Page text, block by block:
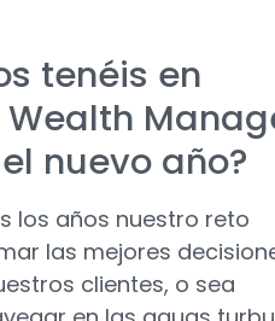
tenéis en
Wealth
nuevo año?
los años nuestro reto
las mejores
clientes, o sea